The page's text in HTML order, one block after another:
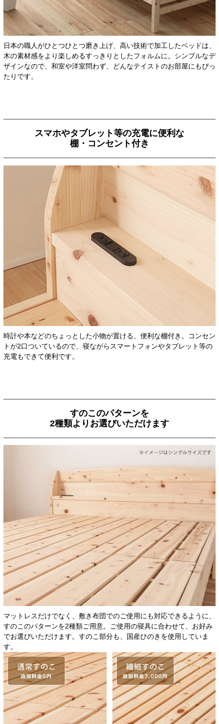
日本の職人がひとつひとつ磨き上げ、高い技術で加工したベッドは、
木の素材感をより楽しめるすっきりとしたフォルムに。シンプルなデ
ザインなので、和室や洋室問わず、どんなテイストのお部屋にもぴっ
たりです。
スマホやタブレット等の充電に便利な
棚・コンセント付き
時計や本などのちょっとした小物が置ける、便利な棚付き。コンセン
トが2口ついているので、寝ながらスマートフォンやタブレット等の
充電もできて便利です。
すのこのパターンを
2種類よりお選びいただけます
マットレスだけでなく、敷き布団でのご使用にも対応できるように、
すのこのパターンを2種類ご用意。ご使用の寝具に合わせて、お好み
でお選びいただけます。すのこ部分も、国産ひのきを使用していま
す。